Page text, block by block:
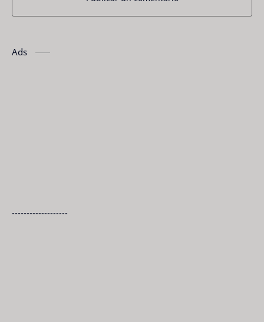
Ads
-------------------